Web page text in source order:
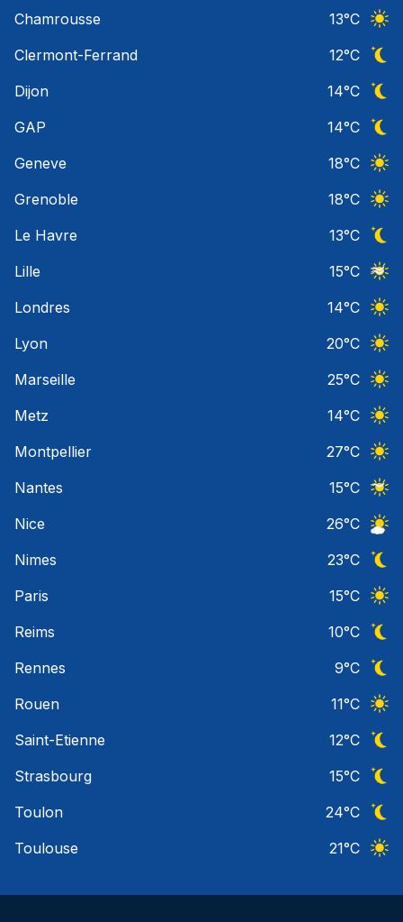
Chamrousse
13°C
Clermont-Ferrand
12°C
Dijon
14°C
GAP
14°C
Geneve
18°C
Grenoble
18°C
Le Havre
13°C
Lille
15°C
Londres
14°C
Lyon
20°C
Marseille
25°C
Metz
14°C
Montpellier
27°C
Nantes
15°C
Nice
26°C
Nimes
23°C
Paris
15°C
Reims
10°C
Rennes
9°C
Rouen
11°C
Saint-Etienne
12°C
Strasbourg
15°C
Toulon
24°C
Toulouse
21°C